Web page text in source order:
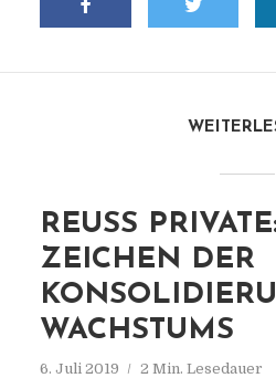
REUSS
ZEICHEN DER
WACHSTUMS
6. Juli 2019 2 Min. Lesedauer